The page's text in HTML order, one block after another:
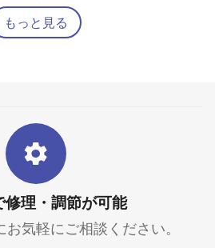
もっと見る
修理・調節が可能
気軽にご相談ください。